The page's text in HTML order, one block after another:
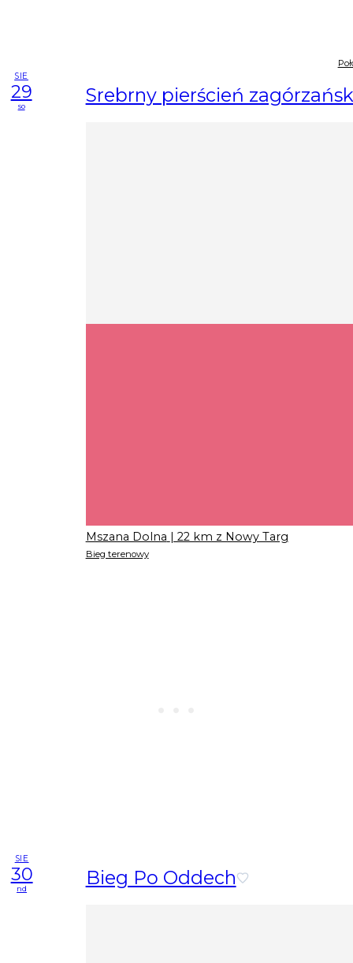
SIE
29
so Srebrny pierścień
Mszana Dolna | 22 km z Nowy Targ
Bieg terenowy
SIE
30
nd Bieg Po Oddech